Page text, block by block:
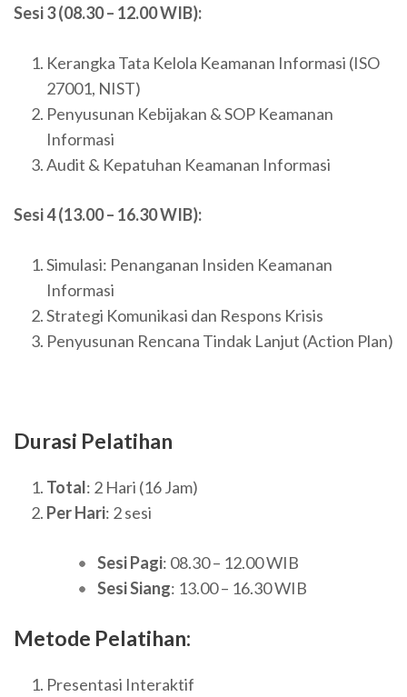
Sesi 3 (08.30 – 12.00 WIB):
Kerangka Tata Kelola Keamanan Informasi (ISO
27001, NIST)
Penyusunan Kebijakan & SOP Keamanan
Informasi
Audit & Kepatuhan Keamanan Informasi
Sesi 4 (13.00 – 16.30 WIB):
Simulasi: Penanganan Insiden Keamanan
Informasi
Strategi Komunikasi dan Respons Krisis
Penyusunan Rencana Tindak Lanjut (Action Plan)
Durasi Pelatihan
Total: 2 Hari (16 Jam)
Per Hari: 2 sesi
Sesi Pagi: 08.30 – 12.00 WIB
Sesi Siang: 13.00 – 16.30 WIB
Metode Pelatihan:
Presentasi Interaktif